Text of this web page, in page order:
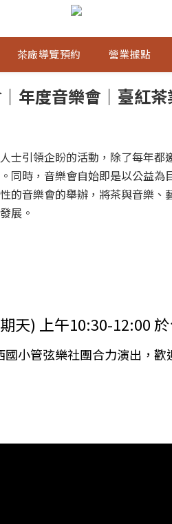
茶廠導覽預約 營業據點
年度音樂會｜臺紅
引領企盼的活動，除了每年
時，音樂會自始即是以公益
音樂會的舉辦，將茶與音樂
展。
天) 上午10:30-12:00
小管弦樂社團合力演出，